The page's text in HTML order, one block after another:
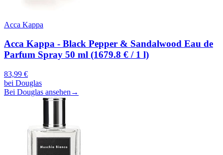
Acca Kappa
Acca Kappa - Black Pepper & Sandalwood Eau de
Parfum Spray 50 ml (1679.8 € / 1 l)
83,99 €
bei Douglas
Bei Douglas ansehen →